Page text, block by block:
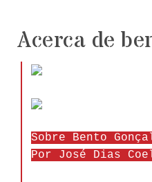
Acerca de
Sobre Bento
Por José Dias